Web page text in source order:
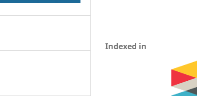
Indexed in